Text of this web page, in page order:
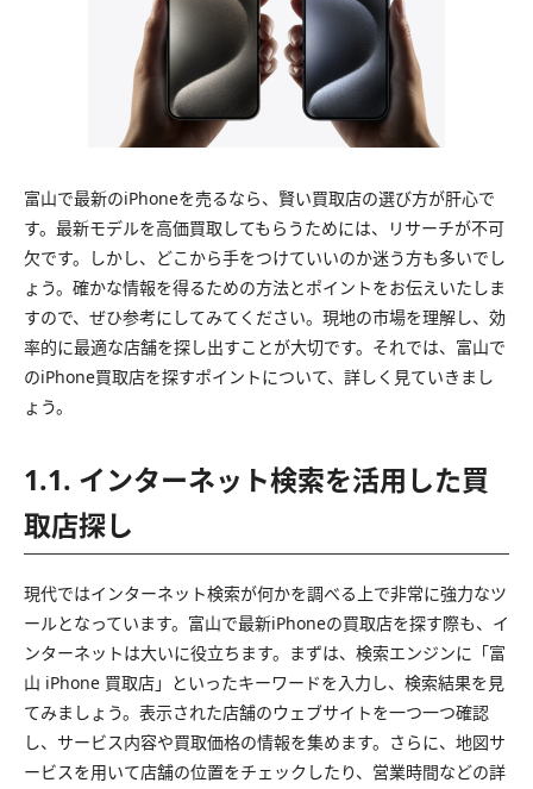
富山で最新のiPhoneを売るなら、賢い買取店の選び方が肝心で
す。最新モデルを高価買取してもらうためには、リサーチが不可
欠です。しかし、どこから手をつけていいのか迷う方も多いでし
ょう。確かな情報を得るための方法とポイントをお伝えいたしま
すので、ぜひ参考にしてみてください。現地の市場を理解し、効
率的に最適な店舗を探し出すことが大切です。それでは、富山で
のiPhone買取店を探すポイントについて、詳しく見ていきまし
ょう。
1.1. インターネット検索を活用した買
取店探し
現代ではインターネット検索が何かを調べる上で非常に強力なツ
ールとなっています。富山で最新iPhoneの買取店を探す際も、イ
ンターネットは大いに役立ちます。まずは、検索エンジンに「富
山 iPhone 買取店」といったキーワードを入力し、検索結果を見
てみましょう。表示された店舗のウェブサイトを一つ一つ確認
し、サービス内容や買取価格の情報を集めます。さらに、地図サ
ービスを用いて店舗の位置をチェックしたり、営業時間などの詳